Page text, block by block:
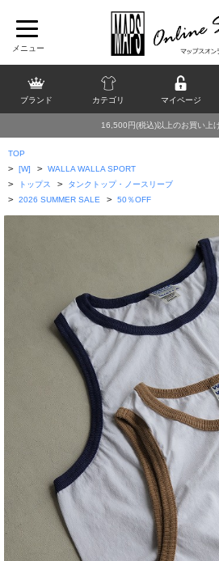
ブランド カテゴリ マイページ
16,500円(税込)以上のお買い上
TOP
> [W] > WALLA WALLA SPORT
> トップス > タンクトップ・ノースリーブ
> 2026 SUMMER SALE > 50％OFF